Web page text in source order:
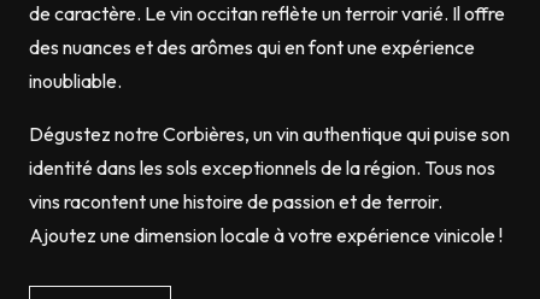
de caractère. Le vin occitan reflète un terroir varié. Il offre
des nuances et des arômes qui en font une expérience
inoubliable.
Dégustez notre Corbières, un vin authentique qui puise son
identité dans les sols exceptionnels de la région. Tous nos
vins racontent une histoire de passion et de terroir.
Ajoutez une dimension locale à votre expérience vinicole !